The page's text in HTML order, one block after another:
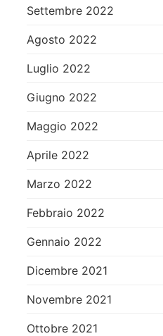
Settembre 2022
Agosto 2022
Luglio 2022
Giugno 2022
Maggio 2022
Aprile 2022
Marzo 2022
Febbraio 2022
Gennaio 2022
Dicembre 2021
Novembre 2021
Ottobre 2021